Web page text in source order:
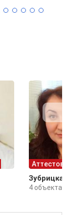
4 объекта